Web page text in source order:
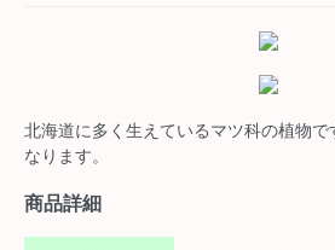
北海道に多く生えているマツ科の植物で
なります。
商品詳細